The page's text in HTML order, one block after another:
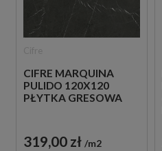
CIFRE MARQUINA
PULIDO 120X120
PŁYTKA GRESOWA
319,00 zł m2